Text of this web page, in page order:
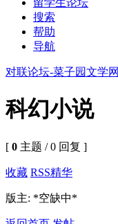
搜索
帮助
导航
对联论坛-菜子园文学网
科幻小说
[ 0 主题 / 0 回复 ]
收藏 RSS精华
版主: *空缺中*